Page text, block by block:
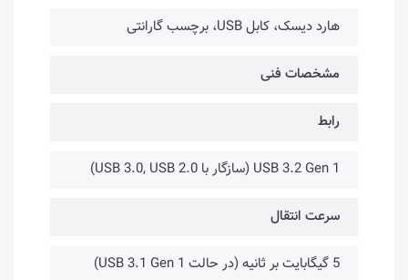
هارد دیسک، کابل USB، برچسب گارانتی
مشخصات فنی
رابط
USB 3.2 Gen 1 (سازگار با USB 3.0, USB 2.0)
سرعت انتقال
5 گیگابایت بر ثانیه (در حالت USB 3.1 Gen 1)